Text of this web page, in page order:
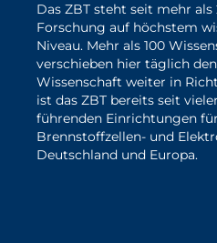
Das ZBT steht seit mehr als
Forschung auf höchstem
Niveau. Mehr als 100
verschieben hier täglich
Wissenschaft weiter in
ist das ZBT bereits seit
führenden Einrichtungen
Brennstoffzellen- und
Deutschland und Europa.